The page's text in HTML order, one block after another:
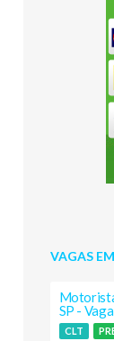
VAGAS
SP -
CLT